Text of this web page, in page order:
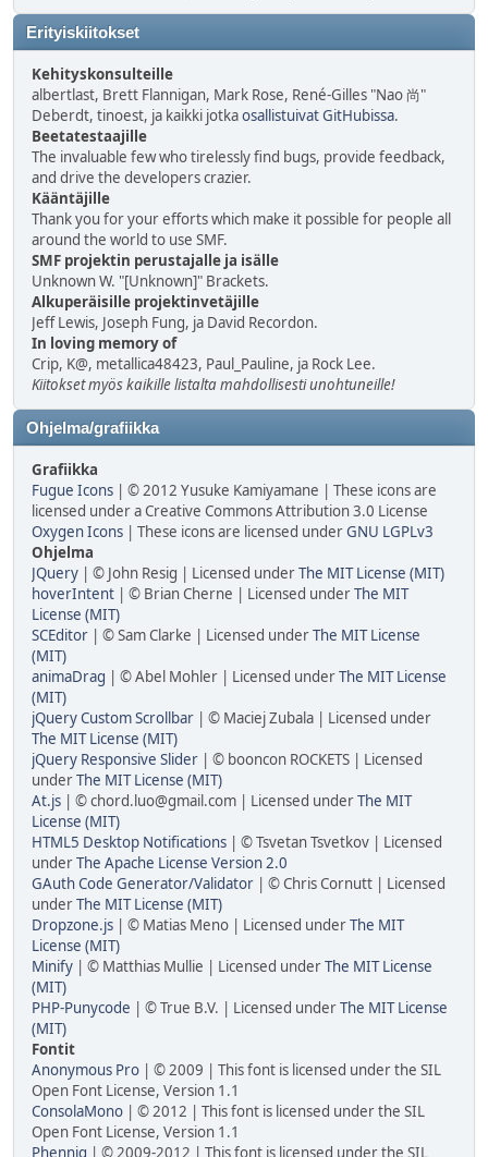
Erityiskiitokset
Kehityskonsulteille
albertlast, Brett Flannigan, Mark Rose, René-Gilles "Nao 尚"
Deberdt, tinoest, ja kaikki jotkaosallistuivat GitHubissa.
Beetatestaajille
The invaluable few who tirelessly find bugs, provide feedback,
and drive the developers crazier.
Kääntäjille
Thank you for your efforts which make it possible for people all
around the world to use SMF.
SMF projektin perustajalle ja isälle
Unknown W. "[Unknown]" Brackets.
Alkuperäisille projektinvetäjille
Jeff Lewis, Joseph Fung, ja David Recordon.
In loving memory of
Crip, K@, metallica48423, Paul_Pauline, ja Rock Lee.
Kiitokset myös kaikille listalta mahdollisesti unohtuneille!
Ohjelma/grafiikka
Grafiikka
Fugue Icons | © 2012 Yusuke Kamiyamane | These icons are
licensed under a Creative Commons Attribution 3.0 License
Oxygen Icons | These icons are licensed underGNU LGPLv3
Ohjelma
JQuery | © John Resig | Licensed underThe MIT License (MIT)
hoverIntent | © Brian Cherne | Licensed underThe MIT
License (MIT)
SCEditor | © Sam Clarke | Licensed underThe MIT License
(MIT)
animaDrag | © Abel Mohler | Licensed underThe MIT License
(MIT)
jQuery Custom Scrollbar | © Maciej Zubala | Licensed under
The MIT License (MIT)
jQuery Responsive Slider | © booncon ROCKETS | Licensed
underThe MIT License (MIT)
At.js | © chord.luo@gmail.com | Licensed underThe MIT
License (MIT)
HTML5 Desktop Notifications | © Tsvetan Tsvetkov | Licensed
underThe Apache License Version 2.0
GAuth Code Generator/Validator | © Chris Cornutt | Licensed
underThe MIT License (MIT)
Dropzone.js | © Matias Meno | Licensed underThe MIT
License (MIT)
Minify | © Matthias Mullie | Licensed underThe MIT License
(MIT)
PHP-Punycode | © True B.V. | Licensed underThe MIT License
(MIT)
Fontit
Anonymous Pro | © 2009 | This font is licensed under the SIL
Open Font License, Version 1.1
ConsolaMono | © 2012 | This font is licensed under the SIL
Open Font License, Version 1.1
Phennig | © 2009-2012 | This font is licensed under the SIL